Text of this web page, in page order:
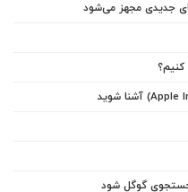
جدیدی مجهز می‌شود
گوگل شود